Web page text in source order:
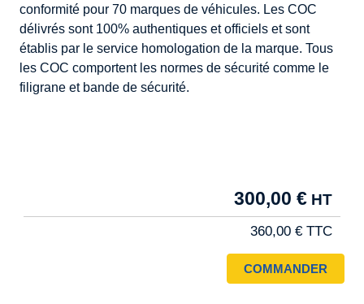
conformité pour 70 marques de véhicules. Les COC
délivrés sont 100% authentiques et officiels et sont
établis par le service homologation de la marque. Tous
les COC comportent les normes de sécurité comme le
filigrane et bande de sécurité.
300,00 €
360,00 €